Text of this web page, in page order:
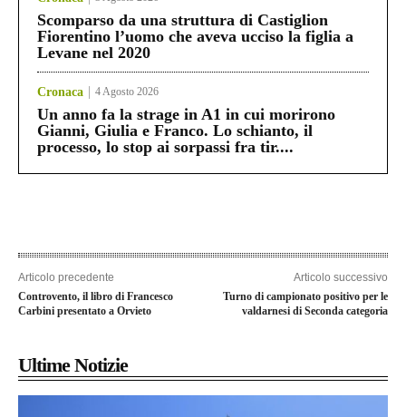
Scomparso da una struttura di Castiglion
Fiorentino l’uomo che aveva ucciso la figlia a
Levane nel 2020
Cronaca 4 Agosto 2026
Un anno fa la strage in A1 in cui morirono
Gianni, Giulia e Franco. Lo schianto, il
processo, lo stop ai sorpassi fra tir....
Articolo precedente
Controvento, il libro di Francesco
Carbini presentato a Orvieto
Articolo successivo
Turno di campionato positivo per le
valdarnesi di Seconda categoria
Ultime Notizie